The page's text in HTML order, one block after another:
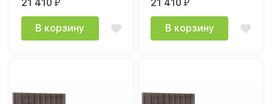
основанием
21 410₽
В корзину
основанием
21 410₽
В корзину